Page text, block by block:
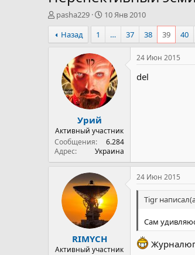
А
в
т
о
pasha229
Д
а
а
н
а
ч
а
л
а
10 Янв 2010
Назад
1 … 37 38 39 40
Урий
Активный участник
Сообщения
6.284
Адрес
Украина
24 Июн 2015
del
RIMYCH
Активный участник
24 Июн 2015
Tigr
Сам